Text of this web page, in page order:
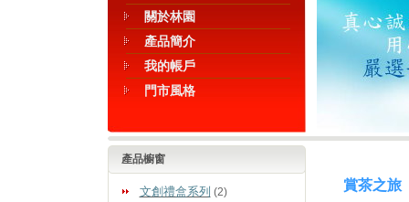
關於林園
產品簡介
我的帳戶
門市風格
產品櫥窗
文創禮盒系列 (2) 賞茶之旅